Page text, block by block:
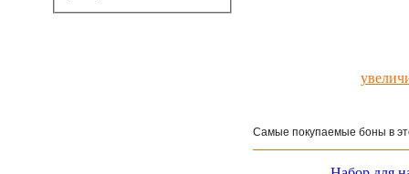
Самые покупаемые боны в